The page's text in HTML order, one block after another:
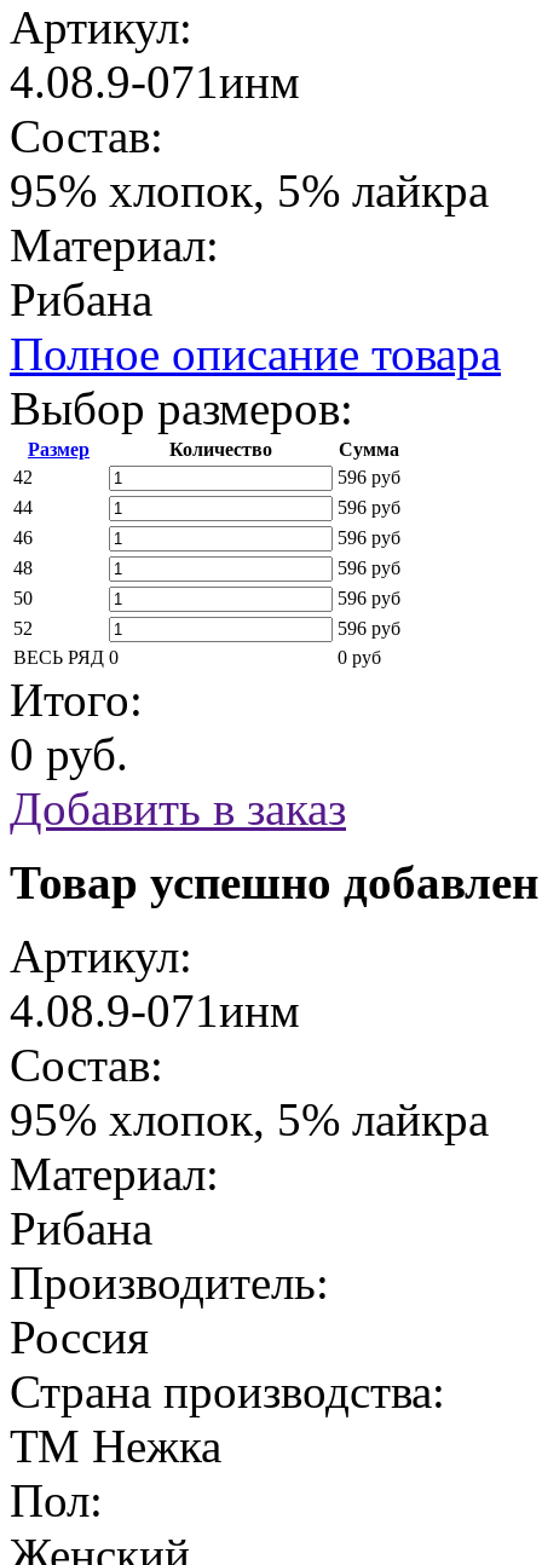
Артикул:
4.08.9-071инм
Состав:
95% хлопок, 5% лайкра
Материал:
Рибана
Полное описание товара
Выбор размеров:
Размер Количество
Сумма
42
596 руб
44
596 руб
46
596 руб
48
596 руб
50
596 руб
52
596 руб
ВЕСЬ РЯД 0 0 руб
Итого:
0 руб.
Добавить в заказ
Товар успешно
Артикул:
4.08.9-071инм
Состав:
95% хлопок, 5% лайкра
Материал:
Рибана
Производитель:
Россия
Страна производства:
ТМ Нежка
Пол: